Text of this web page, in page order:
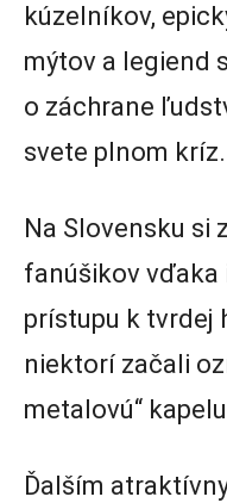
kúzelníkov,
mýtov a legiend
o záchrane
svete plnom kríz.
Na Slovensku si
fanúšikov vďaka
prístupu k tvrdej
niektorí začali
metalovú“
Ďalším